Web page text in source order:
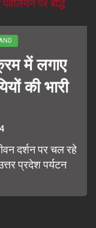
में लगाए
की भारी
दर्शन पर चल रहे
प्रदेश पर्यटन